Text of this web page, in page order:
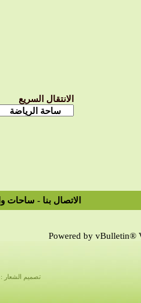
الانتقال السريع
الاتصال بنا - ساحات
Powered by vBulletin®
تصميم الشعار :